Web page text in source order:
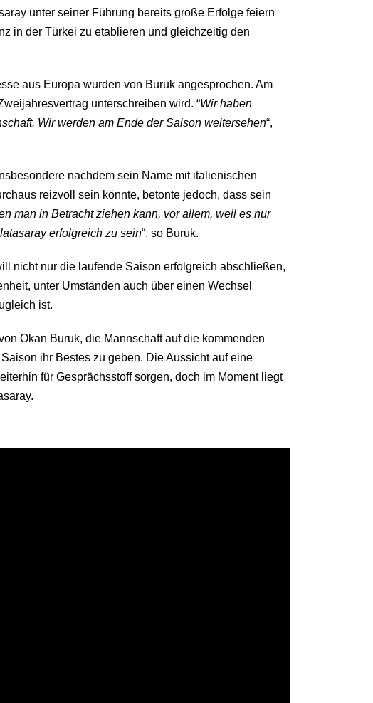
unter seiner Führung bereits große Erfolge feiern
in der Türkei zu etablieren und gleichzeitig den
aus Europa wurden von Buruk angesprochen. Am
unterschreiben wird. “Wir haben
Wir werden am Ende der Saison weitersehen“,
nachdem sein Name mit italienischen
reizvoll sein könnte, betonte jedoch, dass sein
man in Betracht ziehen kann, vor allem, weil es nur
erfolgreich zu sein“, so Buruk.
nicht nur die laufende Saison erfolgreich abschließen,
unter Umständen auch über einen Wechsel
ist.
Okan Buruk, die Mannschaft auf die kommenden
ihr Bestes zu geben. Die Aussicht auf eine
für Gesprächsstoff sorgen, doch im Moment liegt